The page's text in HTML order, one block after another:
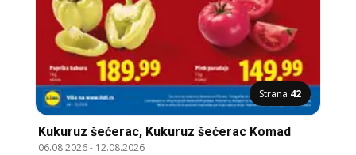
Strana 42
Kukuruz šećerac, Kukuruz šećerac Komad
06.08.2026- 12.08.2026